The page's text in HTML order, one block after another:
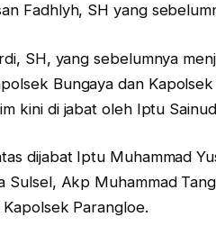
Fadhlyh, SH yang
SH, yang sebelumnya
Bungaya dan
kini di jabat oleh Iptu
dijabat Iptu Muhammad
Sulsel, Akp Muhammad
Parangloe.